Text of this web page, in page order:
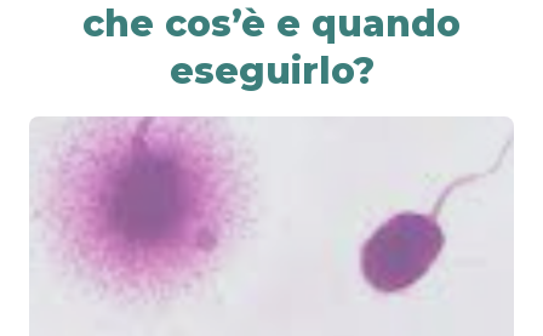
che cos’è e quando
eseguirlo?